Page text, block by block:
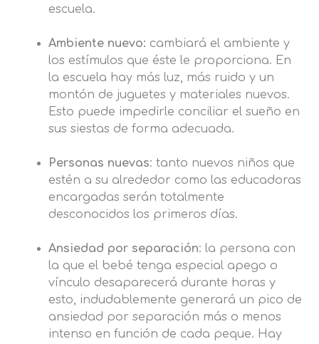
escuela.
Ambiente nuevo: cambiará el ambiente y
los estímulos que éste le proporciona. En
la escuela hay más luz, más ruido y un
montón de juguetes y materiales nuevos.
Esto puede impedirle conciliar el sueño en
sus siestas de forma adecuada.
Personas nuevas: tanto nuevos niños que
estén a su alrededor como las educadoras
encargadas serán totalmente
desconocidos los primeros días.
Ansiedad por separación: la persona con
la que el bebé tenga especial apego o
vínculo desaparecerá durante horas y
esto, indudablemente generará un pico de
ansiedad por separación más o menos
intenso en función de cada peque. Hay